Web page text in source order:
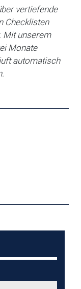
vertiefende
Checklisten
Mit unserem
Monate
automatisch